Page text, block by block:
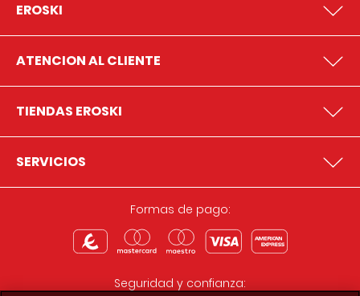
EROSKI
ATENCION AL CLIENTE
TIENDAS EROSKI
SERVICIOS
Formas de pago:
Seguridad y confianza: